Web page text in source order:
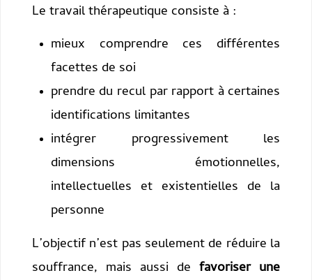
Le travail thérapeutique consiste à :
mieux comprendre ces différentes
facettes de soi
prendre du recul par rapport à certaines
identifications limitantes
intégrer progressivement les
dimensions émotionnelles,
intellectuelles et existentielles de la
personne
L’objectif n’est pas seulement de réduire la
souffrance, mais aussi defavoriser une